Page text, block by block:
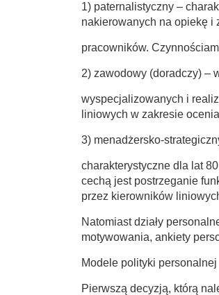
1) paternalistyczny –
nakierowanych na opiekę i
pracowników.
2) zawodowy (doradczy) –
wyspecjalizowanych i
liniowych w zakresie
3) menadżersko-
charakterystyczne dla lat
cechą jest postrzeganie
przez kierowników
Natomiast działy
motywowania, ankiety
Modele polityki personalnej
Pierwszą decyzją, którą